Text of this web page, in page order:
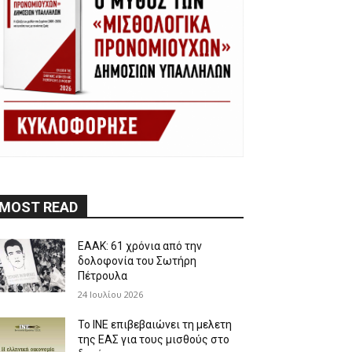
READ
ΕΑΑΚ: 61 χρόνια από την
δολοφονία του Σωτήρη
Πέτρουλα
24 Ιουλίου 2026
Το ΙΝΕ επιβεβαιώνει τη μελετη
της ΕΑΣ για τους μισθούς στο